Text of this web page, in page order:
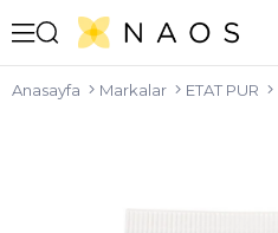
Anasayfa Markalar ETAT PUR